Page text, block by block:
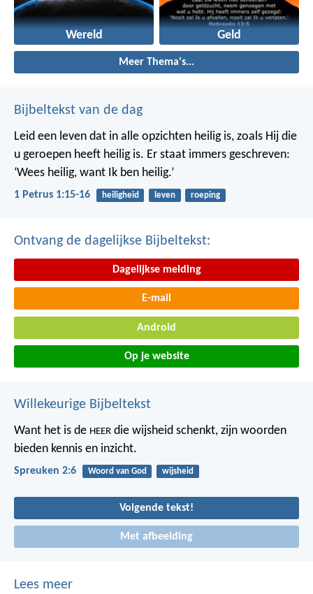
Wereld Geld
Meer Thema's...
Bijbeltekst van de dag
Leid een leven dat in alle opzichten heilig is, zoals Hij die
u geroepen heeft heilig is. Er staat immers geschreven:
‘Wees heilig, want Ik ben heilig.’
1 Petrus 1:15-16 heiligheid leven roeping
Ontvang de dagelijkse Bijbeltekst:
Dagelijkse melding
E-mail
Android
Op je website
Willekeurige Bijbeltekst
Want het is de HEER die wijsheid schenkt, zijn woorden
bieden kennis en inzicht.
Spreuken 2:6 Woord van God wijsheid
Volgende tekst!
Met afbeelding
Lees meer